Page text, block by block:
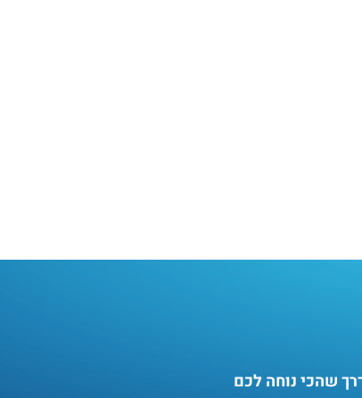
שהכי נוחה לכם